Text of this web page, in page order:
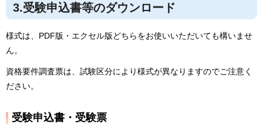
3.受験申込書等のダウンロード
様式は、PDF版・エクセル版どちらをお使いいただいても構いませ
ん。
資格要件調査票は、試験区分により様式が異なりますのでご注意く
ださい。
受験申込書・受験票